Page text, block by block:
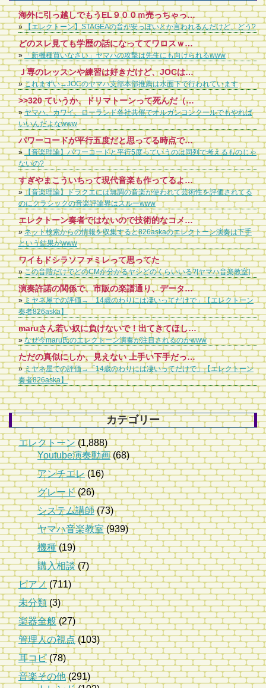
海外に引っ越しでもうEL９００ｍ売っちゃったけど、ちょっと後悔してます。ステージア音が薄っぺらい軽いというか。ＥＬのほうが深みがあって好きでした。
»【エレクトーン】STAGEAの音が安っぽいとか言われるんだけど、どう?
どのスレ見ても学歴の話になっててワロスｗｗｗ ヤマハの講師ってコンプレックス抱えてるんやなあ
»「新機種買いなさい」ヤマハの攻撃は先生にも向けられるwww
Ｊ専のレッスンや練習は好きだけど、JOCは嫌いというお子さん多いみたいですね。 JOCをどう考えるかは、何のためにレッスンをしているのかという目的にもよります。 クラシックやPOPSなど、人の作ったものを弾いて楽しみたいだけなのか、何とか、ピアノや音楽で食べていきたいと思うのか、弾ける人を育てたいと思うのか、まあ、目的はいろいろありますね。 PTNAやショパンコンクールなど、有名なコンクールはいろいろありますが、どれも、人の作った曲をいかに再現できるかという世界のものです。頂点に上り詰めても、それだけで食べていくのは極めて難しい。なぜなら、有名なピアニストのCDを買ってくれば、絶対にそれを超えることはないってことになってるんです。頂点まで行けなければ、せいぜい子供たちを集めてピアノ教室をやるくらいです。 YAMAHAは早くからそこに気づいて、JOCや嬬恋のポプコンなど、演奏できると同時に作る、つまりオリジナリティーを発揮できる場を大切にしてきたんだと思います。ポプコンは、井上陽水さんや中島みゆさんが入賞して今に至ってるってことで有名です。 レッスンをしてせっかくピアノが弾けるんだから、適当でもいい、セオリーなんか無視してもいい、褒められる曲でなくてもいい、作る喜びを子供たちに味合わせて、楽しんでもらえるように親や先生が導いていければと思います。 バンド活動を始めて、ピアノは弾けないけれどギターを練習して何とか音楽をやっている人から見れば、ピアノで両手を使って、シャープやフラットが3つも4つもある譜面を弾けるなんて、羨ましい以外の何物でもないんですから。 JOCで人前で披露する前提で考えるから、練習してるクラシック曲と同じようなレベルにしないととか考えるけど、グダグダな曲でも、和音が変な曲でも全然OKです。JAZZなんて不協和音の塊ですよ。子供が感性で作ったものを大事にしてあげてください。そこから、もしかしたら、新しいものが生まれてくるかもしれません。
»これまずい→JOCのヤマハ支部本部推薦は水面下で行われています
>>320 ていうか、ドリマトーンって死んだ（販売終了した）んだろ
»ヤマハ、カワイ、ローランド各社共催でオルガンコンクールでもやれば
いいんだよなwww
パワーコードが平行五度だと思ってる時点で…
»【音楽理論】パワーコードと平行5度っていうのは同列で考えるものじゃ
ないの?
すぎやまこういちって現代音楽も作ってるよ。オーディオ交響曲とか
»【音楽理論】ドラクエには無調の音楽が使われて芸術性を評価されてる
のにクラシックの音楽評論界はスルーwww
エレクトーン奏者ではないので技術的なコメントはできませんが、Yahoo知恵袋などでこき下ろす質問とか見てると吐き気がしてきます。 少なくとも動画は見ててスゴいとは思えても下手とは感じませんし、どこか足らないとか至らない点も特になく、技術的に彼女より上だと言うなら動画持参で、どこがどう自分が彼女よりスゴいのかコメントして欲しいところですね。
»ネット検索からの情報を収集すると826askaのエレクトーン演奏は下手
という結果がwww
ワイもドシラソファミレって思ってた
»この音階だけでどのCMか分かるヤシどのくらいいる?[ヤマハ音楽教室]
演奏許諾の関係で、市販の楽譜通り、データを使っての演奏をしているのでは。 自作のレジストで演奏するには、JASRACの許諾が必要で、面倒。 EFの演奏許諾も大概面倒。海外とか特に。 ヤマハに許諾の部署作ってほしい。
»ミヤネ屋での評価→「14歳のわりには凄いってだけで」【エレクトーン
奏者826aska】
maruさん若い奴に負けないで！出てきてほしい！そして感動を与えてください！あなたの演奏が一番！
»なぜ今maru氏のエレクトーン演奏が注目されるのかwww
ただの真似にしか、見えない 上手い下手だったら上手い人沢山いる だから、これから余り伸び代ないかな。
»ミヤネ屋での評価→「14歳のわりには凄いってだけで」【エレクトーン
奏者826aska】
カテゴリー
エレクトーン(1,888)
Youtube演奏動画(68)
アンチエレ(16)
グレード(26)
システム講師(73)
ヤマハ音楽教室(939)
機種(19)
購入相談(7)
ピアノ(711)
未分類(3)
楽器全般(27)
管理人の視点(103)
耳コピ(78)
音楽その他(291)